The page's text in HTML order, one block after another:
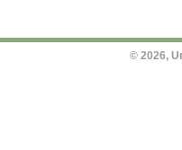
© 2026,